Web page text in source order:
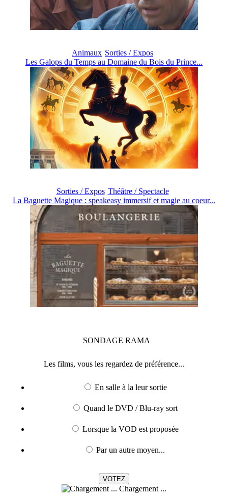
Animaux Sorties / Expos
Les Galops du Temps au Domaine du Bois du Prince...
Sorties / Expos Théâtre / Spectacle
La Baguette Magique : speakeasy immersif et magie au coeur...
SONDAGE RAMA
Les films, vous les regardez de préférence...
En salle à la leur sortie
Quand le DVD / Blu-ray sort
Lorsque la VOD est proposée
Par un autre moyen...
Chargement ...